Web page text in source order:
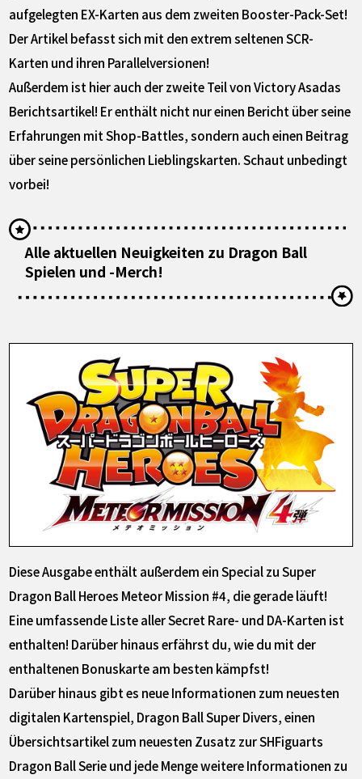
aufgelegten EX-Karten aus dem zweiten Booster-Pack-Set!
Der Artikel befasst sich mit den extrem seltenen SCR-
Karten und ihren Parallelversionen!
Außerdem ist hier auch der zweite Teil von Victory Asadas
Berichtsartikel! Er enthält nicht nur einen Bericht über seine
Erfahrungen mit Shop-Battles, sondern auch einen Beitrag
über seine persönlichen Lieblingskarten. Schaut unbedingt
vorbei!
Alle aktuellen Neuigkeiten zu Dragon Ball
Spielen und -Merch!
Diese Ausgabe enthält außerdem ein Special zu Super
Dragon Ball Heroes Meteor Mission #4, die gerade läuft!
Eine umfassende Liste aller Secret Rare- und DA-Karten ist
enthalten! Darüber hinaus erfährst du, wie du mit der
enthaltenen Bonuskarte am besten kämpfst!
Darüber hinaus gibt es neue Informationen zum neuesten
digitalen Kartenspiel, Dragon Ball Super Divers, einen
Übersichtsartikel zum neuesten Zusatz zur SHFiguarts
Dragon Ball Serie und jede Menge weitere Informationen zu